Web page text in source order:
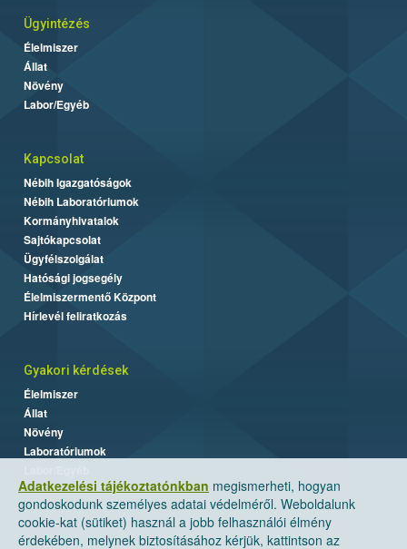
Adatkezelési tájékoztatónkban megismerheti, hogyan
gondoskodunk személyes adatai védelméről. Weboldalunk
cookie-kat (sütiket) használ a jobb felhasználói élmény
érdekében, melynek biztosításához kérjük, kattintson az
Ügyintézés
Élelmiszer
Állat
Növény
Labor/Egyéb
Kapcsolat
Nébih Igazgatóságok
Nébih Laboratóriumok
Kormányhivatalok
Sajtókapcsolat
Ügyfélszolgálat
Hatósági jogsegély
Élelmiszermentő Központ
Hírlevél feliratkozás
Gyakori kérdések
Élelmiszer
Állat
Növény
Laboratóriumok